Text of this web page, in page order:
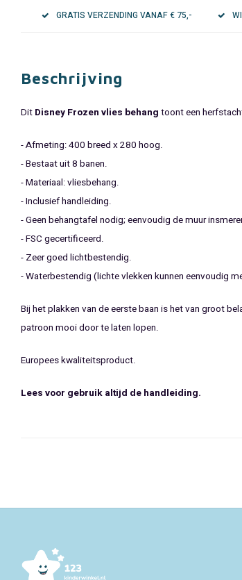
GRATIS VERZENDING VANAF € 75,-
Beschrijving
Dit Disney Frozen vlies behang toont een
- Afmeting: 400 breed x 280 hoog.
- Bestaat uit 8 banen.
- Materiaal: vliesbehang.
- Inclusief handleiding.
- Geen behangtafel nodig; eenvoudig de muur
- FSC gecertificeerd.
- Zeer goed lichtbestendig.
- Waterbestendig (lichte vlekken kunnen eenvoudig
Bij het plakken van de eerste baan is het van groot
patroon mooi door te laten lopen.
Europees kwaliteitsproduct.
Lees voor gebruik altijd de handleiding.